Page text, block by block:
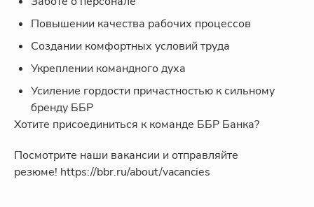
Повышении качества рабочих процессов
Создании комфортных условий труда
Укреплении командного духа
Усиление гордости причастностью к сильному
бренду ББР
Хотите присоединиться к команде ББР Банка?
Посмотрите наши вакансии и отправляйте
резюме! https://bbr.ru/about/vacancies